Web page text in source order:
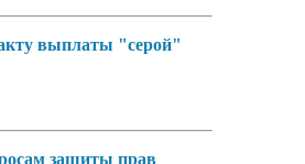
выплаты "серой"
защиты прав